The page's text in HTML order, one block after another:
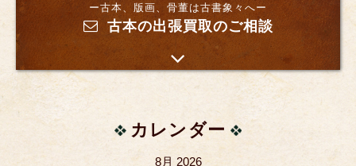
ー古本、版画、骨董は古書象々へー
古本の出張買取のご相談
カレンダー
8月 2026